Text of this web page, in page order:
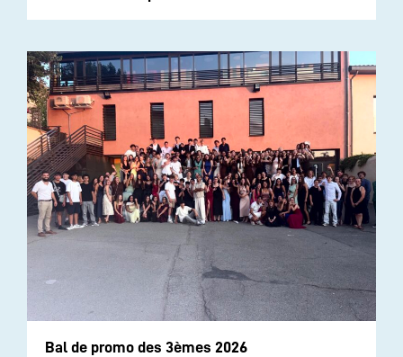
Bal de promo des 3èmes 2026